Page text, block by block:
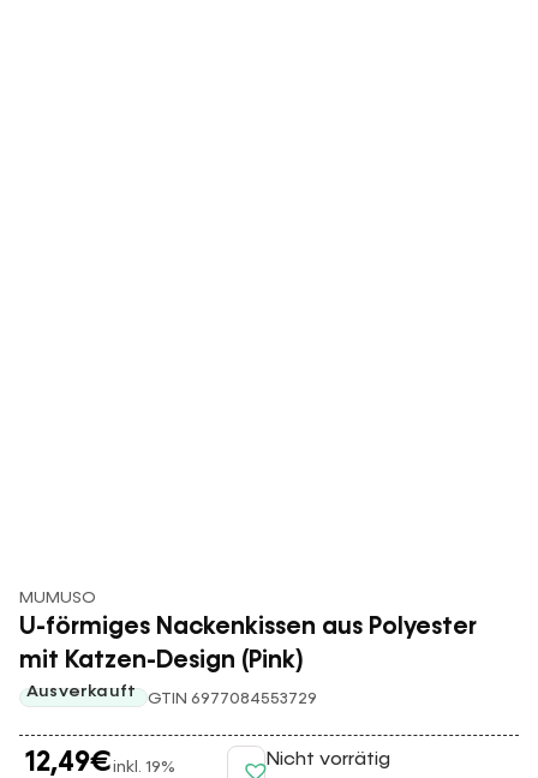
MUMUSO
U-förmiges Nackenkissen aus Polyester
mit Katzen-Design (Pink)
Ausverkauft GTIN 6977084553729
12,49€inkl. 19%
Nicht vorrätig